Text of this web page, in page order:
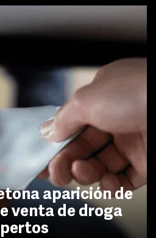
aparición de
venta de droga